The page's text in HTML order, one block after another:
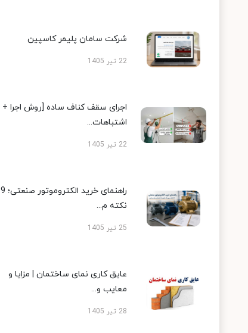
شرکت سامان پلیمر کاسپین
22 تیر 1405
اجرای سقف کناف ساده [روش اجرا +
اشتباهات...
22 تیر 1405
راهنمای خرید الکتروموتور صنعتی؛ 9
نکته م...
25 تیر 1405
عایق کاری نمای ساختمان | مزایا و
معایب و...
28 تیر 1405